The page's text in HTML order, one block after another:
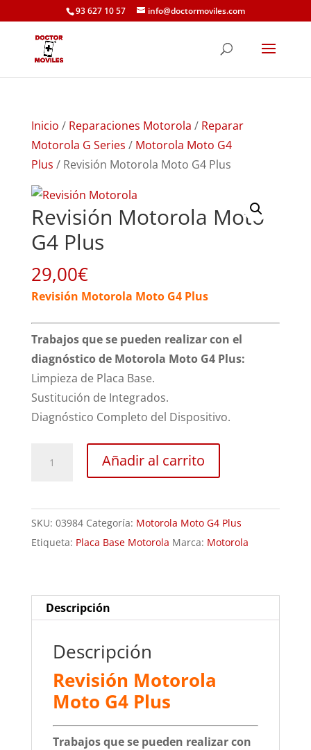
93 627 10 57 info@doctormoviles.com
Inicio / Reparaciones Motorola / Reparar
Motorola G Series / Motorola Moto G4
Plus / Revisión Motorola Moto G4 Plus
Revisión Motorola Moto
G4 Plus
29,00€
Revisión Motorola Moto G4 Plus
Trabajos que se pueden realizar con el
diagnóstico de Motorola Moto G4 Plus:
Limpieza de Placa Base.
Sustitución de Integrados.
Diagnóstico Completo del Dispositivo.
G4
Plus
cantidad
Añadir al carrito
SKU: 03984 Categoría: Motorola Moto G4 Plus
Etiqueta: Placa Base Motorola Marca: Motorola
Descripción
Descripción
Revisión Motorola
Moto G4 Plus
Trabajos que se pueden realizar con